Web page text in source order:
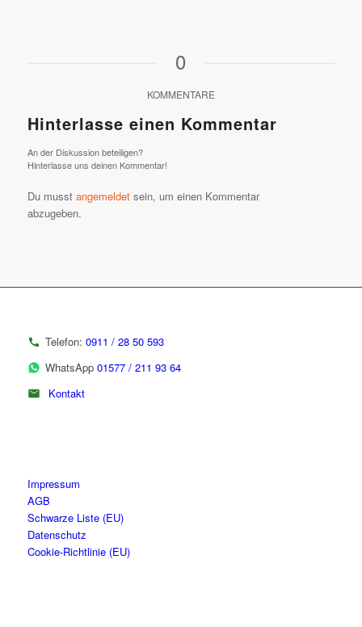
0
KOMMENTARE
Hinterlasse einen Kommentar
An der Diskussion beteiligen?
Hinterlasse uns deinen Kommentar!
Du musst angemeldetsein, um einen Kommentar
abzugeben.
Telefon: 0911 / 28 50 593
WhatsApp 01577 / 211 93 64
Kontakt
Impressum
AGB
Schwarze Liste (EU)
Datenschutz
Cookie-Richtlinie (EU)